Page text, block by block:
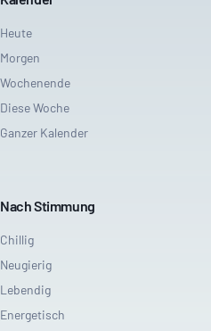
Heute
Morgen
Wochenende
Diese Woche
Ganzer Kalender
Nach Stimmung
Chillig
Neugierig
Lebendig
Energetisch